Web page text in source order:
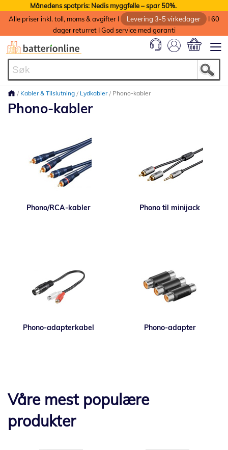
Månedens spotpris: Nedis myggfelle – spar 50%.
Alle priser inkl. toll, moms & avgifter I
Levering 3-5 virkedager
I 60
dager returret I God service med garanti
Kabler & Tilslutning Lydkabler Phono-kabler
Phono-kabler
Phono/RCA-kabler Phono til minijack
Phono-adapterkabel Phono-adapter
Våre mest populære
produkter